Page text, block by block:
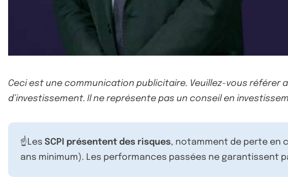
Ceci est une communication publicitaire. Veuillez-vous
d’investissement. Il ne représente pas un conseil en
☝️Les SCPI présentent des risques, notamment de perte en
ans minimum). Les performances passées ne